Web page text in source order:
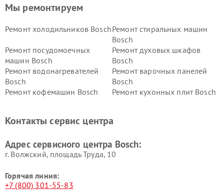
Мы ремонтируем
Ремонт холодильников BoschРемонт стиральных машин
Bosch
Ремонт посудомоечных
машин Bosch
Ремонт духовых шкафов
Bosch
Ремонт водонагревателей
Bosch
Ремонт варочных панелей
Bosch
Ремонт кофемашин Bosch
Ремонт кухонных плит Bosch
Ремонт сушильных автоматовРемонт морозильных камер
Контакты сервис центра
Адрес сервисного центра Bosch:
г. Волжский, площадь Труда, 10
Горячая линия:
+7 (800) 301-55-83